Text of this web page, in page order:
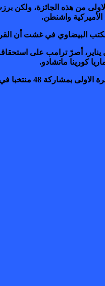
واشنطن.
المكتب البيضاوي في غشت أن
يناير، أصرّ ترامب على
كورينا ماتشادو.